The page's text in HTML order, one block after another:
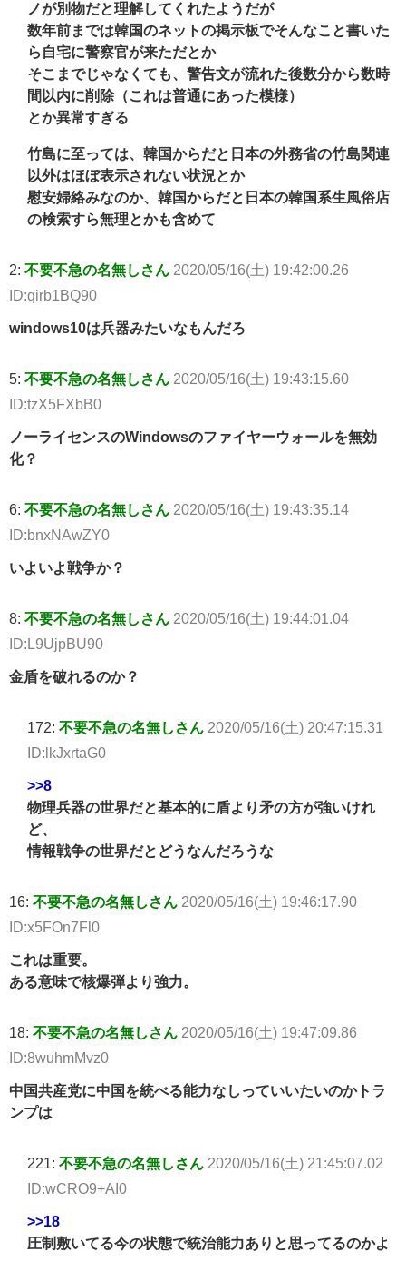
ノが別物だと理解してくれたようだが
数年前までは韓国のネットの掲示板でそんなこと書いた
ら自宅に警察官が来ただとか
そこまでじゃなくても、警告文が流れた後数分から数時
間以内に削除（これは普通にあった模様）
とか異常すぎる
竹島に至っては、韓国からだと日本の外務省の竹島関連
以外はほぼ表示されない状況とか
慰安婦絡みなのか、韓国からだと日本の韓国系生風俗店
の検索すら無理とかも含めて
2: 不要不急の名無しさん 2020/05/16(土) 19:42:00.26
ID:qirb1BQ90
windows10は兵器みたいなもんだろ
5: 不要不急の名無しさん 2020/05/16(土) 19:43:15.60
ID:tzX5FXbB0
ノーライセンスのWindowsのファイヤーウォールを無効
化？
6: 不要不急の名無しさん 2020/05/16(土) 19:43:35.14
ID:bnxNAwZY0
いよいよ戦争か？
8: 不要不急の名無しさん 2020/05/16(土) 19:44:01.04
ID:L9UjpBU90
金盾を破れるのか？
172: 不要不急の名無しさん 2020/05/16(土) 20:47:15.31
ID:lkJxrtaG0
>>8
物理兵器の世界だと基本的に盾より矛の方が強いけれ
ど、
情報戦争の世界だとどうなんだろうな
16: 不要不急の名無しさん 2020/05/16(土) 19:46:17.90
ID:x5FOn7Fl0
これは重要。
ある意味で核爆弾より強力。
18: 不要不急の名無しさん 2020/05/16(土) 19:47:09.86
ID:8wuhmMvz0
中国共産党に中国を統べる能力なしっていいたいのかトラ
ンプは
221: 不要不急の名無しさん 2020/05/16(土) 21:45:07.02
ID:wCRO9+AI0
>>18
圧制敷いてる今の状態で統治能力ありと思ってるのかよ